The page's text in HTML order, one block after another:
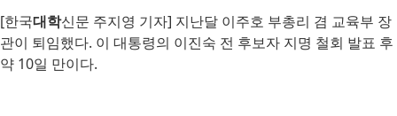
[한국대학신문 주지영 기자] 지난달 이주호 부총리 겸 교육부 장
관이 퇴임했다. 이 대통령의 이진숙 전 후보자 지명 철회 발표 후
약 10일 만이다.